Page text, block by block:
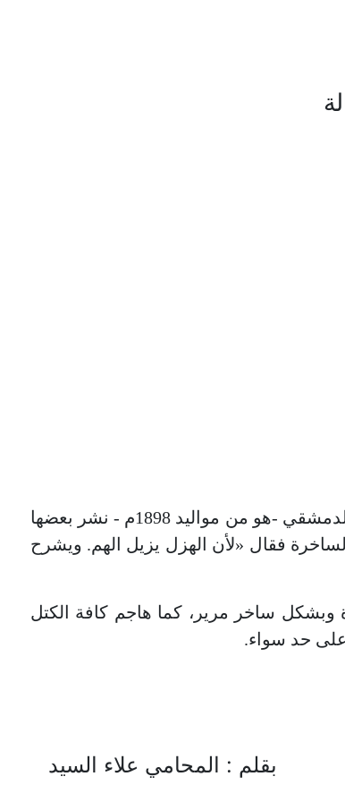
يضم هذا الكتاب النادر مجموعة من النكات والنوادر الساخرة كتبها في جزئين الصحفي السوري اللامع حبيب كحالة الدمشقي -هو من مواليد 1898م - نشر بعضها
فقال «لأن الهزل يزيل الهم. ويشرح
ساخر مرير، كما هاجم كافة الكتل
على حد سواء.
بقلم : المحامي علاء السيد